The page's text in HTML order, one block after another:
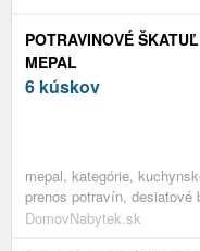
POTRAVINOVÉ
MEPAL
6 kúskov
mepal, kategórie,
prenos potravín, desiatové
DomovNabytek.sk